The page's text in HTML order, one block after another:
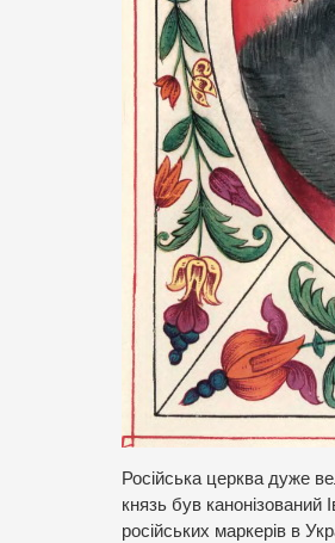
Російська церква дуже
князь був
російських маркерів в